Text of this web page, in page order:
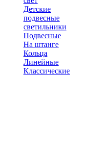
Детские
подвесные
светильники
Подвесные
На штанге
Кольца
Линейные
Классические